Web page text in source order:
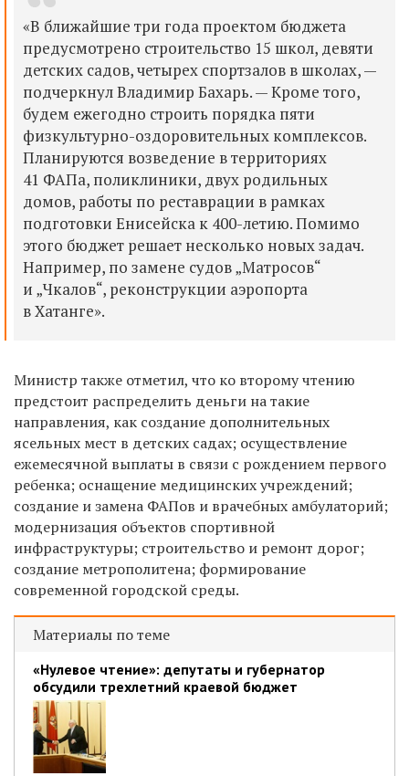
«В ближайшие три года проектом бюджета
предусмотрено строительство 15 школ, девяти
детских садов, четырех спортзалов в школах, —
подчеркнул Владимир Бахарь. — Кроме того,
будем ежегодно строить порядка пяти
физкультурно-оздоровительных комплексов.
Планируются возведение в территориях
41 ФАПа, поликлиники, двух родильных
домов, работы по реставрации в рамках
подготовки Енисейска к 400-летию. Помимо
этого бюджет решает несколько новых задач.
Например, по замене судов „Матросов“
и „Чкалов“, реконструкции аэропорта
в Хатанге».
Министр также отметил, что ко второму чтению
предстоит распределить деньги на такие
направления, как создание дополнительных
ясельных мест в детских садах; осуществление
ежемесячной выплаты в связи с рождением первого
ребенка; оснащение медицинских учреждений;
создание и замена ФАПов и врачебных амбулаторий;
модернизация объектов спортивной
инфраструктуры; строительство и ремонт дорог;
создание метрополитена; формирование
современной городской среды.
Материалы по теме
«Нулевое чтение»: депутаты и губернатор
обсудили трехлетний краевой бюджет